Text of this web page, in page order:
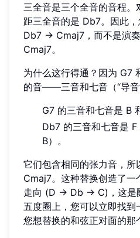
三全音是三个全音的音程
距三全音的是 Db7。因此
Db7 → Cmaj7，而不是演
Cmaj7。
为什么这行得通？因为 G7
的音——三音和七音（“导音”
G7 的三音和七音是 B
Db7 的三音和七音是
B）。
它们包含相同的张力音，所
Cmaj7。这种替换创造了一
走向 (D → Db → C)，这是
五度圈上，您可以立即找
您想替换的和弦正对面的那